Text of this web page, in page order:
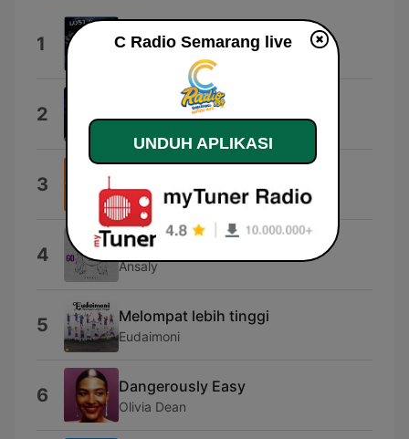
1 ID's
2 RCS
3 Ashe
4 Less Than a Lover
Ansaly
5 Melompat lebih tinggi
Eudaimoni
6 Dangerously Easy
Olivia Dean
C Radio Semarang live
UNDUH APLIKASI